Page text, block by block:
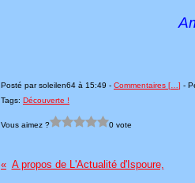
Amitié
Posté par soleilen64 à 15:49 - Commentaires [ ] -
Tags: Découverte !
Vous aimez ? 0 vote
A propos de L'Actualité d'Ispoure,